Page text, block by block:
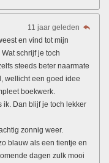
11 jaar geleden
en vind tot mijn
schrijf je toch
steeds beter naarmate
wellicht een goed idee
boekwerk.
ik. Dan blijf je toch lekker
zonnig weer.
blauw als een tientje en
dagen zulk mooi